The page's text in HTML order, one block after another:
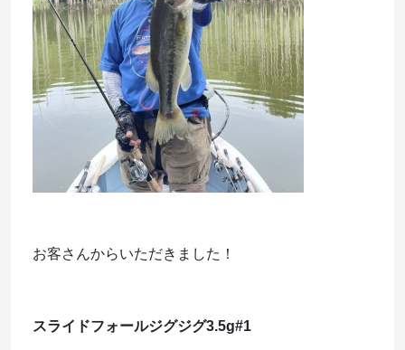
お客さんからいただきました！
スライドフォールジグジグ3.5g#1